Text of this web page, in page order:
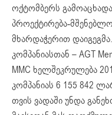
ოქტომბერს
პროექტირება-
მხარდაჭერით
კომპანიასთან – AGT
MMC ხელშეკრულება
კომპანიას 6 155 842
თვის ვადაში უნდა